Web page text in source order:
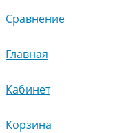
Сравнение
Главная
Кабинет
Корзина